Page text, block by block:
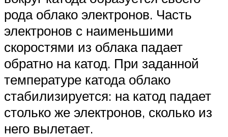
рода облако электронов. Часть
электронов с наименьшими
скоростями из облака падает
обратно на катод. При заданной
температуре катода облако
стабилизируется: на катод падает
столько же электронов, сколько из
него вылетает.